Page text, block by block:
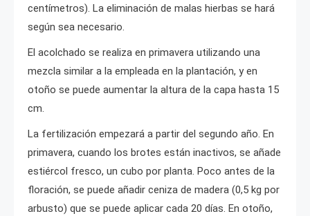
centímetros). La eliminación de malas hierbas se hará
según sea necesario.
El acolchado se realiza en primavera utilizando una
mezcla similar a la empleada en la plantación, y en
otoño se puede aumentar la altura de la capa hasta 15
cm.
La fertilización empezará a partir del segundo año. En
primavera, cuando los brotes están inactivos, se añade
estiércol fresco, un cubo por planta. Poco antes de la
floración, se puede añadir ceniza de madera (0,5 kg por
arbusto) que se puede aplicar cada 20 días. En otoño,